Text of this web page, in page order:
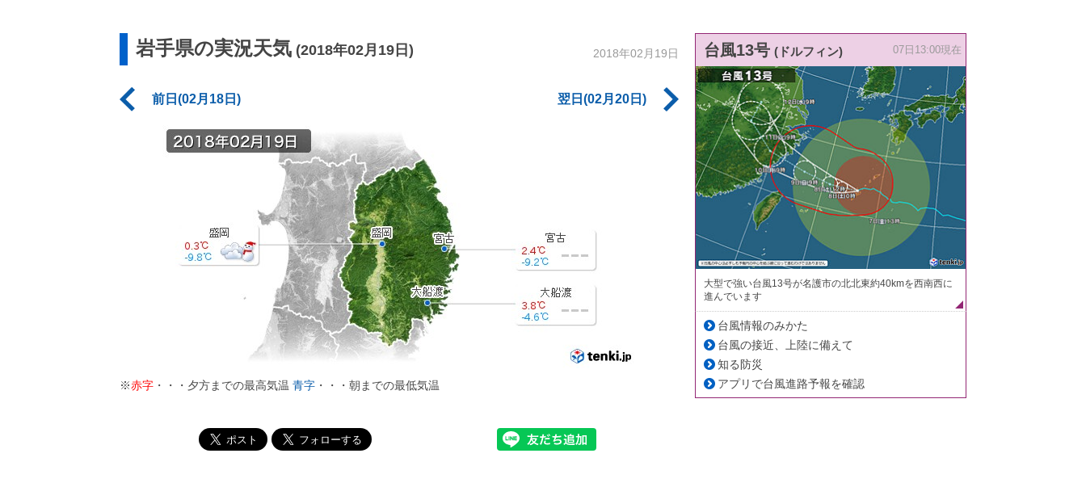
岩手県の実況天気 (2018年02月19日) 2018年02月19日
前日(02月18日) 翌日(02月20日)
※赤字 ・・・夕方までの最高気温 青字 ・・・朝までの最低気温
台風13号 (ドルフィン) 07日13:00現在
大型で強い台風13号が名護市の北北東約40kmを西南西に
進んでいます
台風情報のみかた
台風の接近、上陸に備えて
知る防災
アプリで台風進路予報を確認